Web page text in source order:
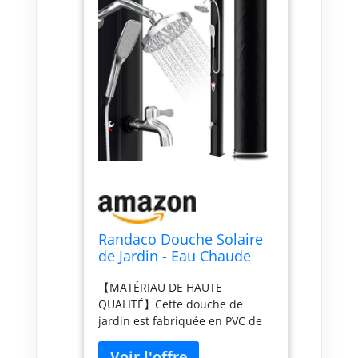
Randaco Douche Solaire
de Jardin - Eau Chaude
raccordement électrique -
Douche de Piscine -
Camping avec douchette
à Pied et douchette à
【MATÉRIAU DE HAUTE
QUALITÉ】Cette douche de
jardin est fabriquée en PVC de
exposée longtemps au soleil